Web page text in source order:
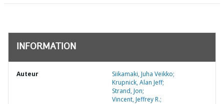
INFORMATION
Auteur
Siikamaki, Juha Veikko;
Krupnick, Alan Jeff;
Strand, Jon;
Vincent, Jeffrey R.;